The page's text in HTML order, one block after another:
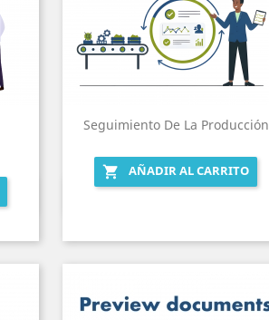
Seguimiento De La Producción
 AÑADIR AL CARRITO